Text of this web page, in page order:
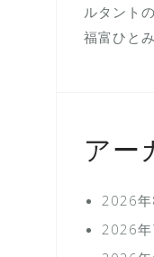
ルタント
福富ひとみ
アー
2026年
2026年